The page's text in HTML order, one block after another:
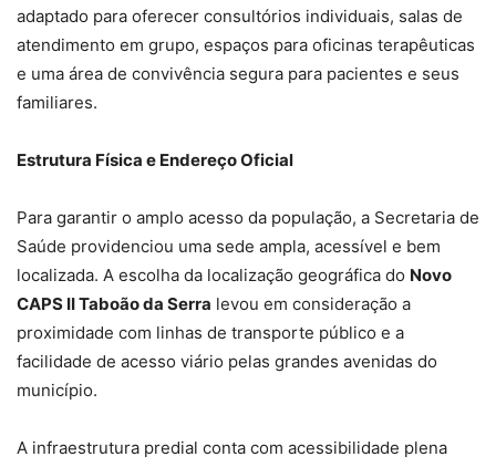
adaptado para oferecer consultórios individuais, salas de
atendimento em grupo, espaços para oficinas terapêuticas
e uma área de convivência segura para pacientes e seus
familiares.
Estrutura Física e Endereço Oficial
Para garantir o amplo acesso da população, a Secretaria de
Saúde providenciou uma sede ampla, acessível e bem
localizada. A escolha da localização geográfica do Novo
CAPS II Taboão da Serra levou em consideração a
proximidade com linhas de transporte público e a
facilidade de acesso viário pelas grandes avenidas do
município.
A infraestrutura predial conta com acessibilidade plena